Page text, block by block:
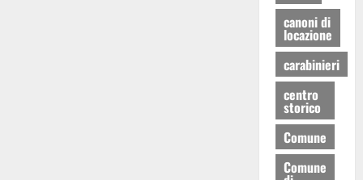
canoni di
locazione
carabinieri
centro
storico
Comune
Comune